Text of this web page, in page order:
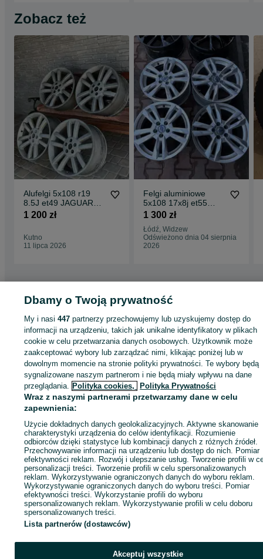
Zobacz też
Alufelgi 5x108 r19
8.5J et49 JAGUAR
VOLVO FORD
1 200 zł
Kutno
11 lipca 2026
Felgi aluminiowe
5x108 17x8j et55
Volvo Ford
1 300 zł
Łódź, Widzew
Odświeżono dnia 04 sierpnia
2026
Strona główna Motoryzacja Opony i Felgi Koła
KATEGORIA
ID:1052091740 Wyświetlenia:
Zadzwoń / SMS Wyślij wiadomość
Dbamy o Twoją prywatność
My i nasi447 partnerzy przechowujemy lub uzyskujemy dostęp do
informacji na urządzeniu, takich jak unikalne identyfikatory w plikach
cookie w celu przetwarzania danych osobowych. Użytkownik może
zaakceptować wybory lub zarządzać nimi, klikając poniżej lub w
dowolnym momencie na stronie polityki prywatności. Te wybory będą
sygnalizowane naszym partnerom i nie będą miały wpływu na dane
przeglądania. Polityka cookies, Polityka Prywatności
Wraz z naszymi partnerami przetwarzamy dane w celu
zapewnienia:
Użycie dokładnych danych geolokalizacyjnych. Aktywne skanowanie
charakterystyki urządzenia do celów identyfikacji. Rozumienie
odbiorców dzięki statystyce lub kombinacji danych z różnych źródeł.
Przechowywanie informacji na urządzeniu lub dostęp do nich. Pomiar
efektywności reklam. Rozwój i ulepszanie usług. Tworzenie profili w
personalizacji treści. Tworzenie profili w celu spersonalizowanych
reklam. Wykorzystywanie ograniczonych danych do wyboru reklam.
Wykorzystywanie ograniczonych danych do wyboru treści. Pomiar
efektywności treści. Wykorzystanie profili do wyboru
spersonalizowanych reklam. Wykorzystywanie profili w celu doboru
spersonalizowanych treści.
Lista partnerów (dostawców)
Akceptuj wszystkie